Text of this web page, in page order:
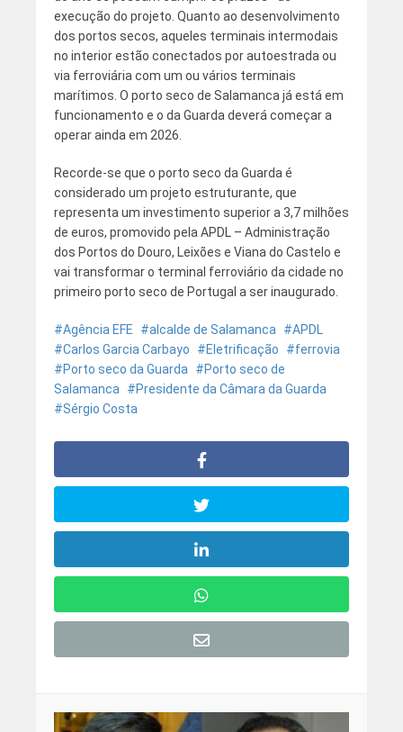
execução do projeto. Quanto ao desenvolvimento
dos portos secos, aqueles terminais intermodais
no interior estão conectados por autoestrada ou
via ferroviária com um ou vários terminais
marítimos. O porto seco de Salamanca já está em
funcionamento e o da Guarda deverá começar a
operar ainda em 2026.
Recorde-se que o porto seco da Guarda é
considerado um projeto estruturante, que
representa um investimento superior a 3,7 milhões
de euros, promovido pela APDL – Administração
dos Portos do Douro, Leixões e Viana do Castelo e
vai transformar o terminal ferroviário da cidade no
primeiro porto seco de Portugal a ser inaugurado.
Agência EFE alcalde de Salamanca
APDL
Carlos Garcia Carbayo
Eletrificação
ferrovia
Porto seco da Guarda
Porto seco de
Salamanca
Presidente da Câmara da Guarda
Sérgio Costa